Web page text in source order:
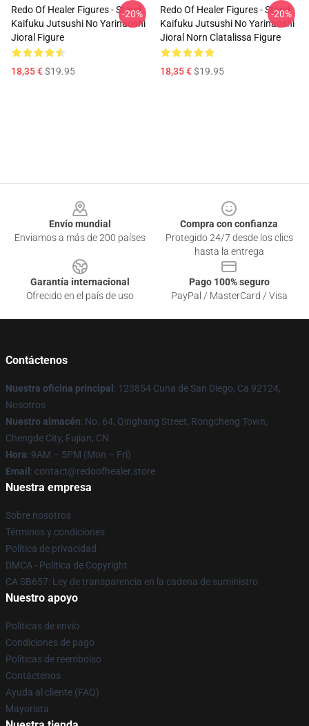
Redo Of Healer Figures - Stand
Kaifuku Jutsushi No Yarinaoshi
Jioral Figure
18,35 €$19.95
-20%
Redo Of Healer Figures - Stand
Kaifuku Jutsushi No Yarinaoshi
Jioral Norn Clatalissa Figure
18,35 €$19.95
-20%
Envío mundial
Enviamos a más de 200 países
Compra con confianza
Protegido 24/7 desde los clics
hasta la entrega
Garantía internacional
Ofrecido en el país de uso
Pago 100% seguro
PayPal / MasterCard / Visa
Contáctenos
Nuestra oficina principal : 123854 Cuna de San Diego, Ca 92124,
Nosotros
Nuestro almacén: No. 64, Qinghang Street, Rongcheng Town,
Chengde City, Fujian, CN
Hora: 9AM – 5PM (Mon – Fri)
Email : contact@redoofhealer.store
Nuestra empresa
Sobre nosotros
Términos y condiciones
Política de privacidad
DMCA - Política de Copyright
CA SB657: Ley de transparencia en la cadena de suministro
Nuestro apoyo
Políticas de envío
Condiciones de pago
Políticas de reembolso
Contáctenos
Ayuda al cliente (FAQ)
Mayorista